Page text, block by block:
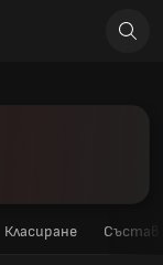
Класиране Състав